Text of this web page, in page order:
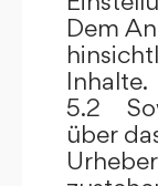
Dem
Inhalte.
5.2
über